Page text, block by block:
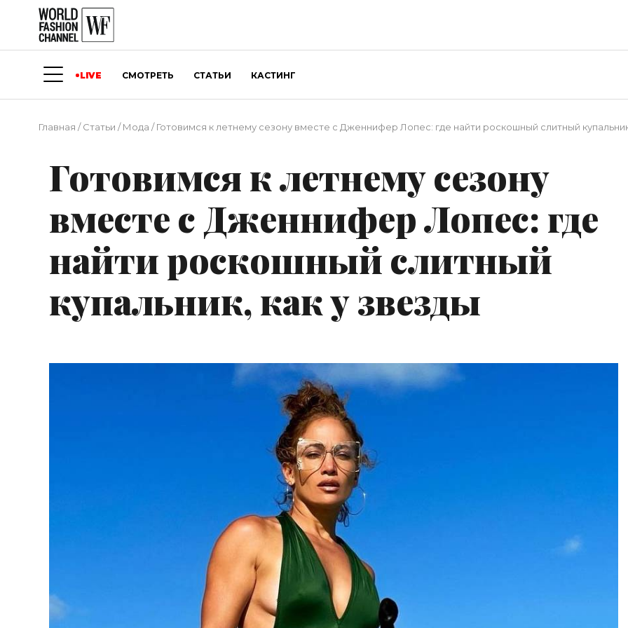
LIVE СМОТРЕТЬ СТАТЬИ КАСТИНГ
Главная /Статьи /Мода /Готовимся к летнему сезону вместе с Дженнифер Лопес: где найти роскошный слитный
Готовимся к летнему сезону
вместе с Дженнифер Лопес: где
найти роскошный слитный
купальник, как у звезды